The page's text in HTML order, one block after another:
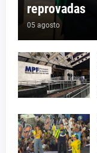
reprovadas
05 agosto